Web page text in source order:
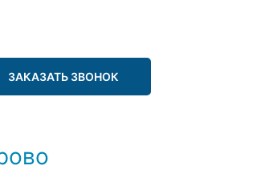
ЗАКАЗАТЬ ЗВОНОК